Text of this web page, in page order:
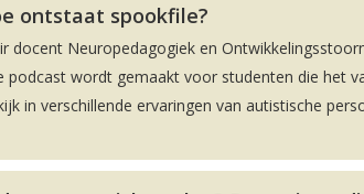
ontstaat spookfile?
docent Neuropedagogiek en
wordt gemaakt voor studenten die het
in verschillende ervaringen van autistische